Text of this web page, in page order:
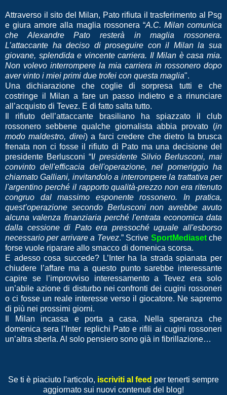
Attraverso il sito del Milan, Pato rifiuta il trasferimento al Psg
e giura amore alla maglia rossonera “A.C. Milan comunica
che Alexandre Pato resterà in maglia rossonera.
L’attaccante ha deciso di proseguire con il Milan la sua
giovane, splendida e vincente carriera. Il Milan è casa mia.
Non volevo interrompere la mia carriera in rossonero dopo
aver vinto i miei primi due trofei con questa maglia".
Una dichiarazione che coglie di sorpresa tutti e che
costringe il Milan a fare un passo indietro e a rinunciare
all’acquisto di Tevez. E di fatto salta tutto.
Il rifiuto dell’attaccante brasiliano ha spiazzato il club
rossonero sebbene qualche giornalista abbia provato (in
modo maldestro, direi) a farci credere che dietro la brusca
frenata non ci fosse il rifiuto di Pato ma una decisione del
presidente Berlusconi “Il presidente Silvio Berlusconi, mai
convinto dell'efficacia dell'operazione, nel pomeriggio ha
chiamato Galliani, invitandolo a interrompere la trattativa per
l'argentino perché il rapporto qualità-prezzo non era ritenuto
congruo dal massimo esponente rossonero. In pratica,
quest’operazione secondo Berlusconi non avrebbe avuto
alcuna valenza finanziaria perché l'entrata economica data
dalla cessione di Pato era pressoché uguale all'esborso
necessario per arrivare a Tevez.” Scrive SportMediasetche
forse vuole riparare allo smacco di domenica scorsa.
E adesso cosa succede? L’Inter ha la strada spianata per
chiudere l’affare ma a questo punto sarebbe interessante
capire se l’improvviso interessamento a Tevez era solo
un’abile azione di disturbo nei confronti dei cugini rossoneri
o ci fosse un reale interesse verso il giocatore. Ne sapremo
di più nei prossimi giorni.
Il Milan incassa e porta a casa. Nella speranza che
domenica sera l’Inter replichi Pato e rifili ai cugini rossoneri
un’altra sberla. Al solo pensiero sono già in fibrillazione…
Se ti è piaciuto l'articolo, iscriviti al feed per tenerti sempre
aggiornato sui nuovi contenuti del blog!